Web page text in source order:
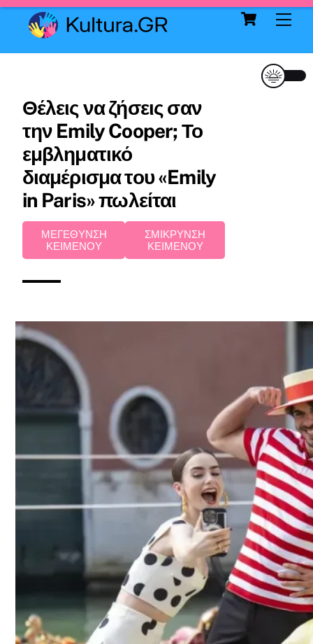
Skip
content
Cart
Θέλεις να ζήσεις σαν
την Emily Cooper; Το
εμβληματικό
διαμέρισμα του «Emily
in Paris» πωλείται
ΜΕΓΕΘΥΝΣΗ
ΚΕΙΜΕΝΟΥ
ΣΜΙΚΡΥΝΣΗ
ΚΕΙΜΕΝΟΥ